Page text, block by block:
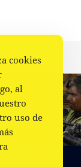
en
cookies
al
uso de